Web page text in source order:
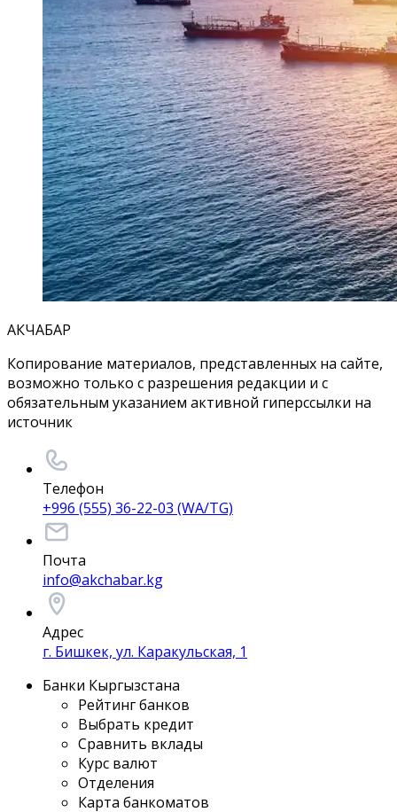
АКЧАБАР
Копирование материалов, представленных на сайте,
возможно только с разрешения редакции и с
обязательным указанием активной гиперссылки на
источник
Телефон
+996 (555) 36-22-03 (WA/TG)
Почта
info@akchabar.kg
Адрес
г. Бишкек, ул. Каракульская, 1
Банки Кыргызстана
Рейтинг банков
Выбрать кредит
Сравнить вклады
Курс валют
Отделения
Карта банкоматов